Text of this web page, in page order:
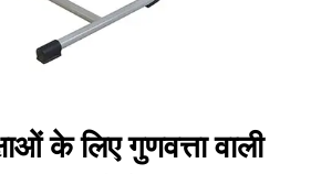
के लिए गुणवत्ता वाली